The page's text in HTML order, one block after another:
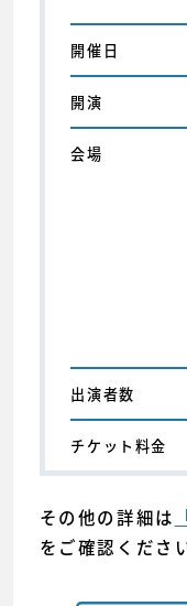
開催日
開演
会場
出演者数
チケット料金
その他の詳細は
をご確認くださ